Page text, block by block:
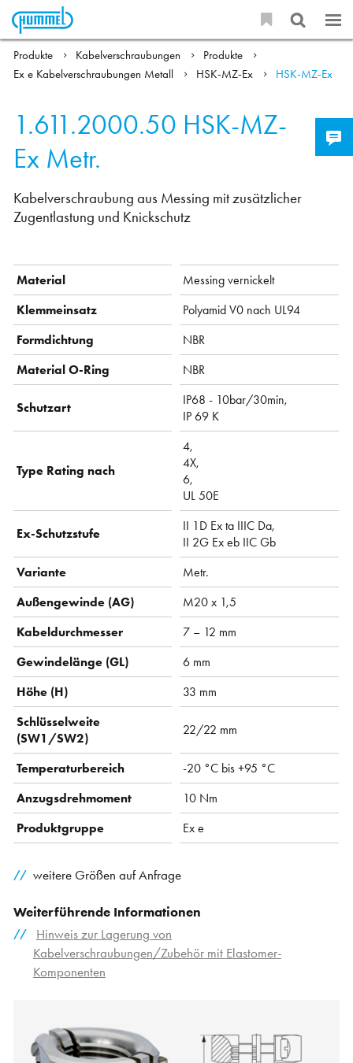
Produkte Kabelverschraubungen
Produkte
Ex e Kabelverschraubungen Metall
HSK-MZ-Ex HSK-MZ-Ex
1.611.2000.50 HSK-MZ-
Ex Metr.
Kabelverschraubung aus Messing mit zusätzlicher
Zugentlastung und Knickschutz
Material
Messing vernickelt
Klemmeinsatz
Polyamid V0 nach UL94
Formdichtung
NBR
Material O-Ring
NBR
Schutzart
IP68 - 10bar/30min,
IP 69 K
Type Rating nach
4,
4X,
6,
UL 50E
Ex-Schutzstufe
II 1D Ex ta IIIC Da,
II 2G Ex eb IIC Gb
Variante
Metr.
Außengewinde (AG)
M20 x 1,5
Kabeldurchmesser
7 – 12 mm
Gewindelänge (GL)
6 mm
Höhe (H)
33 mm
Schlüsselweite
(SW1/SW2)
22/22 mm
Temperaturbereich
-20 °C bis +95 °C
Anzugsdrehmoment
10 Nm
Produktgruppe
Ex e
weitere Größen auf Anfrage
Weiterführende Informationen
Hinweis zur Lagerung von
Kabelverschraubungen/Zubehör mit Elastomer-
Komponenten